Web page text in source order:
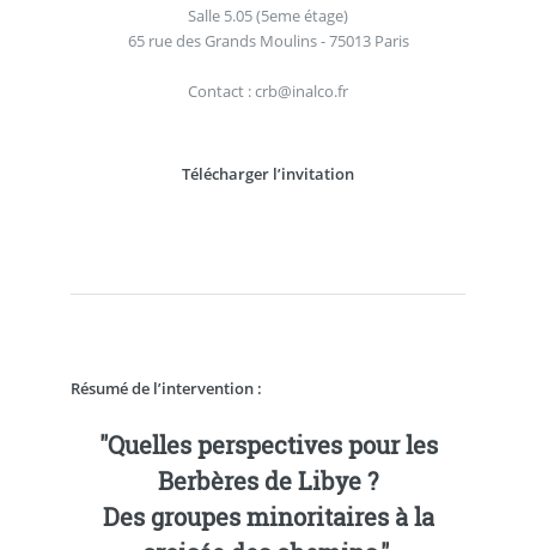
Salle 5.05 (5eme étage)
65 rue des Grands Moulins - 75013 Paris
Contact : crb@inalco.fr
Télécharger l’invitation
Résumé de l’intervention :
"Quelles perspectives pour les
Berbères de Libye ?
Des groupes minoritaires à la